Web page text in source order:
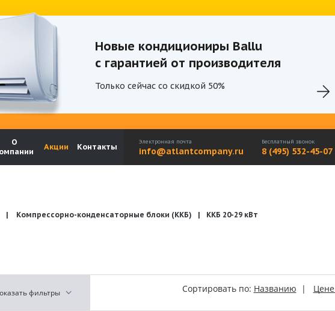
Новые кондициониры Ballu
с гарантией от производителя
Только сейчас со скидкой 50%
О
Акции Контакты
Электронная почта
info@atlantcompany.ru
Бесплатный звонок
8 (495) 532-45-07
Акции
Компрессорно-конденсаторные блоки (ККБ) ККБ 20-29 кВт
фильтры Сортировать по: Названию | Цене